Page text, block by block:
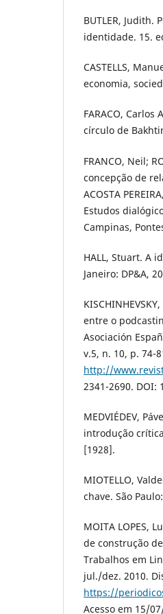
BUTLER,
identidade. 15.
CASTELLS,
economia,
FARACO,
círculo de
FRANCO, Neil;
concepção de
ACOSTA
Estudos
Campinas,
HALL, Stuart. A
Janeiro: DP&A,
entre o
Asociación
v.5, n. 10, p. 74-
http://
2341-2690. DOI:
MEDVIÉDEV,
introdução
[1928].
MIOTELLO,
chave. São
MOITA LOPES,
de construção
Trabalhos em
jul./dez. 2010.
https://
Acesso em 15/